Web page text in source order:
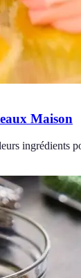
Maison
ingrédients